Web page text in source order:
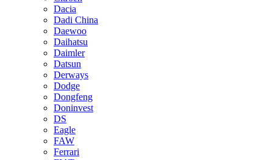
Dacia
Dadi China
Daewoo
Daihatsu
Daimler
Datsun
Derways
Dodge
Dongfeng
Doninvest
DS
Eagle
FAW
Ferrari